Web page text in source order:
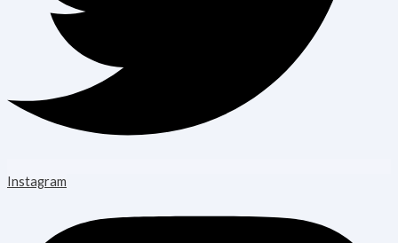
Instagram